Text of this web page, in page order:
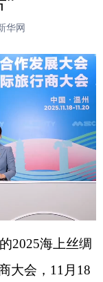
华网
2025海上丝绸
大会，11月18